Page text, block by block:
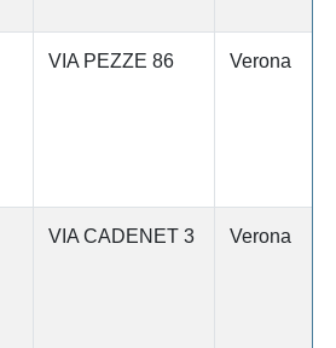
VIA PEZZE 86 Verona
VIA CADENET 3 Verona